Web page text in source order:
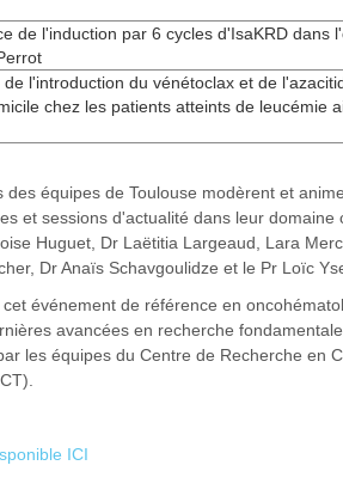
de l'induction par 6 cycles d'IsaKRD dans
l'introduction du vénétoclax et de
chez les patients atteints de leucémie
des équipes de Toulouse modèrent et
et sessions d'actualité dans leur domaine
Huguet, Dr Laëtitia Largeaud, Lara
Dr Anaïs Schavgoulidze et le Pr Loïc
événement de référence en
avancées en recherche
les équipes du Centre de Recherche en
ICI